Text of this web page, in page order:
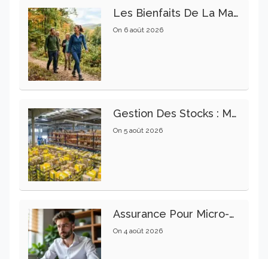
Les Bienfaits De La Marche Sur La Santé Physique Et Mentale
On 6 août 2026
Gestion Des Stocks : Meilleures Pratiques Intralogistiques
On 5 août 2026
Assurance Pour Micro-Entrepreneur : Les Garanties Essentielles À Connaître
On 4 août 2026